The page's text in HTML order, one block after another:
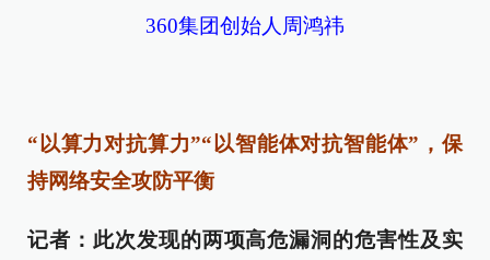
360集团创始人周鸿祎
“以算力对抗算力”“以智能体对抗智能体”，保
持网络安全攻防平衡
记者：此次发现的两项高危漏洞的危害性及实